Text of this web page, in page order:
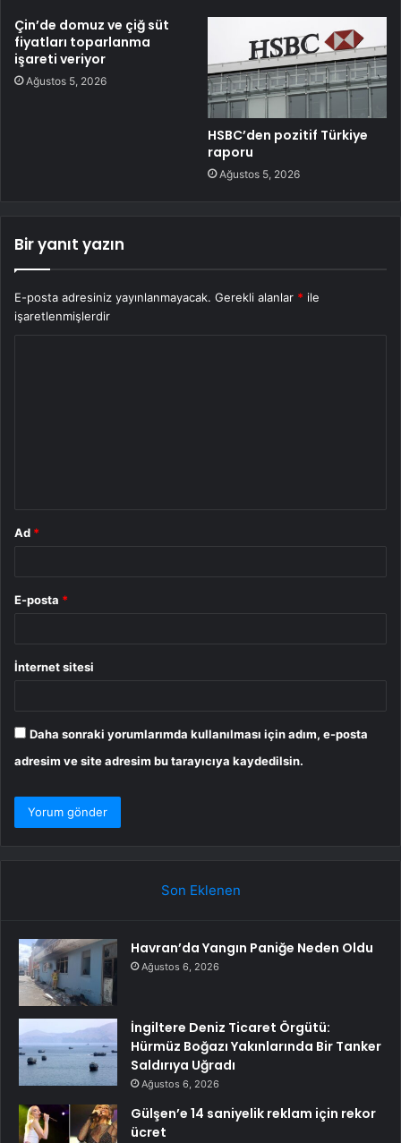
Çin’de domuz ve çiğ süt
fiyatları toparlanma
işareti veriyor
Ağustos 5, 2026
HSBC’den pozitif Türkiye
raporu
Ağustos 5, 2026
Bir yanıt yazın
E-posta adresiniz yayınlanmayacak. Gerekli alanlar * ile
işaretlenmişlerdir
Ad *
E-posta *
İnternet sitesi
Daha sonraki yorumlarımda kullanılması için adım, e-posta
adresim ve site adresim bu tarayıcıya kaydedilsin.
Son Eklenen
Havran’da Yangın Paniğe Neden Oldu
Ağustos 6, 2026
İngiltere Deniz Ticaret Örgütü:
Hürmüz Boğazı Yakınlarında Bir Tanker
Saldırıya Uğradı
Ağustos 6, 2026
Gülşen’e 14 saniyelik reklam için rekor
ücret